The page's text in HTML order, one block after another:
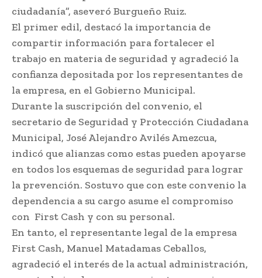
ciudadanía”, aseveró Burgueño Ruiz.
El primer edil, destacó la importancia de
compartir información para fortalecer el
trabajo en materia de seguridad y agradeció la
confianza depositada por los representantes de
la empresa, en el Gobierno Municipal.
Durante la suscripción del convenio, el
secretario de Seguridad y Protección Ciudadana
Municipal, José Alejandro Avilés Amezcua,
indicó que alianzas como estas pueden apoyarse
en todos los esquemas de seguridad para lograr
la prevención. Sostuvo que con este convenio la
dependencia a su cargo asume el compromiso
con First Cash y con su personal.
En tanto, el representante legal de la empresa
First Cash, Manuel Matadamas Ceballos,
agradeció el interés de la actual administración,